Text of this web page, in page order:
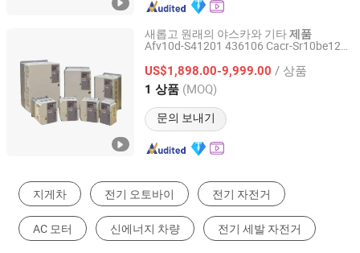
새롭고 원래의 야스카와 기타제품
Afv10d-S41201 436106 Cacr-Sr10be12g-
Yhc5150X Flxa202 Zr22g-070-S-C-E-T-T-E-
a
US$1,898.00-9,999.00 / 상품
1 상품 (MOQ)
문의 보내기
Xiamen Liuxian Industrial Co., Ltd.
Fujian, China 이후 2025
지게차 전기 오토바이 전기 자전거
AC 모터 신에너지 차량 전기 세발 자전거